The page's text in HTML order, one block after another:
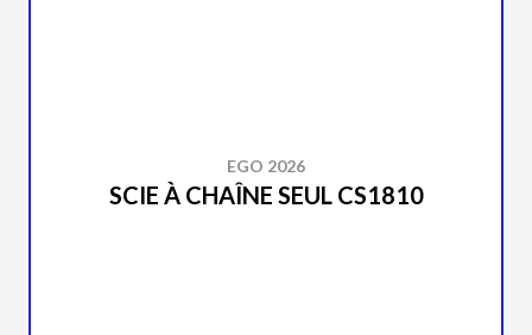
EGO 2026
SCIE À CHAÎNE SEUL CS1810